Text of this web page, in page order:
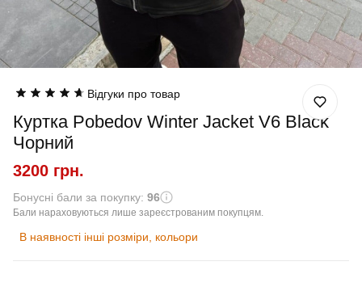
Відгуки про товар
Куртка Pobedov Winter Jacket V6 Black
Чорний
3200 грн.
Бонусні бали за покупку: 96
Бали нараховуються лише зареєстрованим покупцям.
В наявності інші розміри, кольори